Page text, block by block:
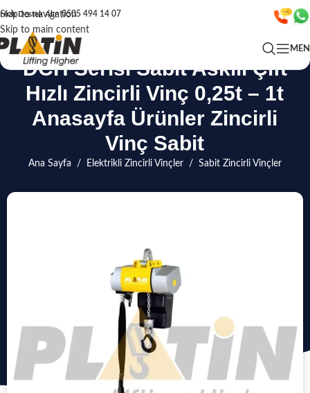
Skip to navigation
Skip to main content
Hızlı Destek Alın0505 494 14 07
DCH Serisi Sabit Askılı Çift
Hızlı Zincirli Vinç 0,25t – 1t
Anasayfa Ürünler Zincirli
Vinç Sabit
Ana Sayfa / Elektrikli Zincirli Vinçler / Sabit Zincirli Vinçler